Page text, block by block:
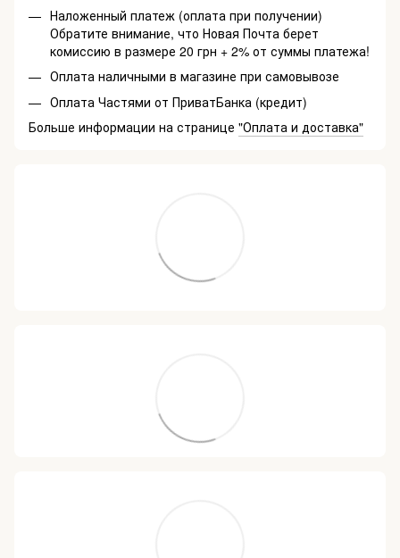
Наложенный платеж (оплата при получении)
Обратите внимание, что Новая Почта берет
комиссию в размере 20 грн + 2% от суммы платежа!
Оплата наличными в магазине при самовывозе
Оплата Частями от ПриватБанка (кредит)
Больше информации на странице "Оплата и доставка"